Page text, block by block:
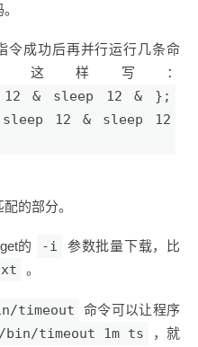
令成功后再并行运行几条命
这样写：
12 & sleep 12 & };
12 & sleep 12
的部分。
的 -i
参数批量下载，比
。
timeout
命令可以让程序
timeout 1m ts
，就